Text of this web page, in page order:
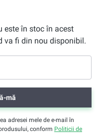
este în stoc în acest
va fi din nou disponibil.
mă
adresei mele de e-mail în
conform Politicii de